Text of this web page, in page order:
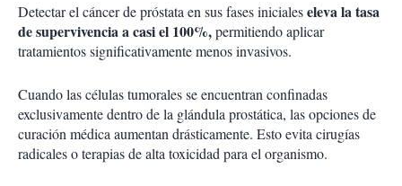
Detectar el cáncer de próstata en sus fases inicialeseleva la tasa
de supervivencia a casi el 100%,permitiendo aplicar
tratamientos significativamente menos invasivos.
Cuando las células tumorales se encuentran confinadas
exclusivamente dentro de la glándula prostática, las opciones de
curación médica aumentan drásticamente. Esto evita cirugías
radicales o terapias de alta toxicidad para el organismo.